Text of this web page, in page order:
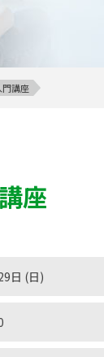
門講座
座
日 (日)